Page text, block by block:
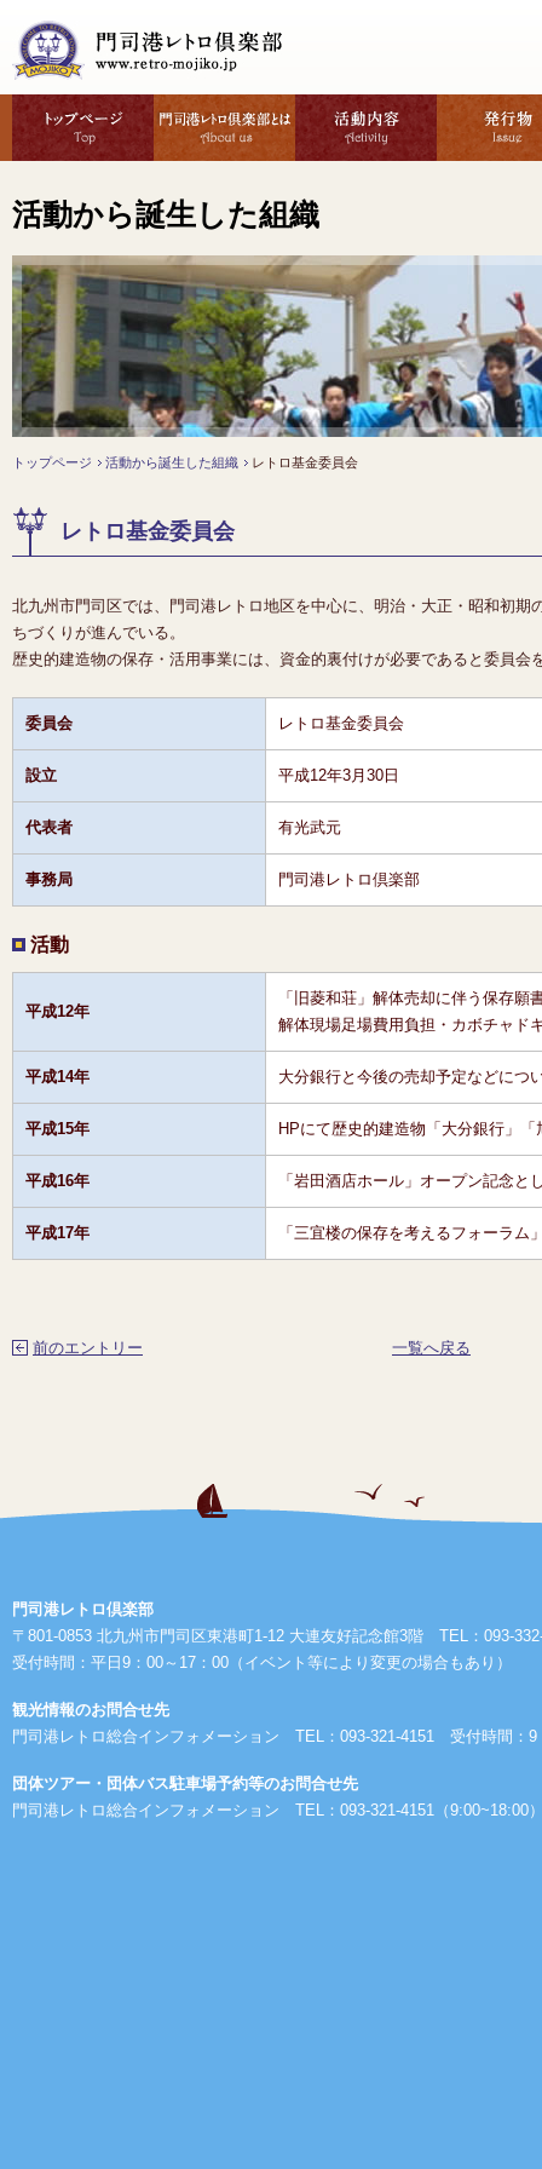
活動から誕生した組織
トップページ 活動から誕生した組織 レトロ基金委員会
レトロ基金委員会
北九州市門司区では、門司港レトロ地区を中心に、明治・大正・昭和初期
ちづくりが進んでいる。
歴史的建造物の保存・活用事業には、資金的裏付けが必要であると委員会
委員会 レトロ基金委員会
設立 平成12年3月30日
代表者 有光武元
事務局 門司港レトロ倶楽部
活動
平成12年
「旧菱和荘」解体売却に伴う保存願
解体現場足場費用負担・カボチャド
平成14年 大分銀行と今後の売却予定などにつ
平成15年 HPにて歴史的建造物「大分銀行」
平成16年 「岩田酒店ホール」オープン記念と
平成17年 「三宜楼の保存を考えるフォーラム
前のエントリー 一覧へ戻る
門司港レトロ倶楽部
〒801-0853 北九州市門司区東港町1-12 大連友好記念館3階 TEL：093-
受付時間：平日9：00～17：00（イベント等により変更の場合もあり）
観光情報のお問合せ先
門司港レトロ総合インフォメーション TEL：093-321-4151 受付時間：9
団体ツアー・団体バス駐車場予約等のお問合せ先
門司港レトロ総合インフォメーション TEL：093-321-4151（9:00~18:00